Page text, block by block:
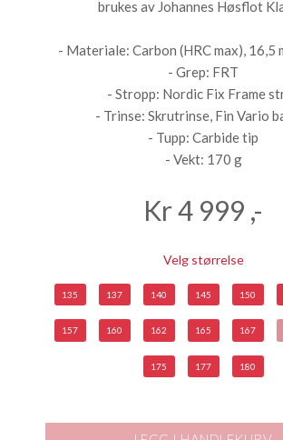
brukes av Johannes Høsflot
- Materiale: Carbon (HRC max), 16,5
- Grep: FRT
- Stropp: Nordic Fix Frame
- Trinse: Skrutrinse, Fin Vario
- Tupp: Carbide tip
- Vekt: 170 g
Kr4 999 ,-
Velg størrelse
135 137 140 145 150
157 160 162 165 167
175 177 180